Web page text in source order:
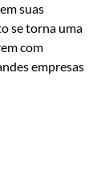
suas
se torna uma
com
empresas